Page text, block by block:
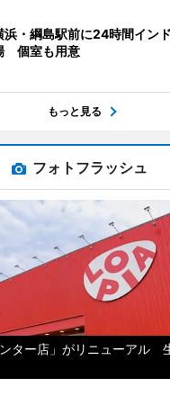
浜・綱島駅前に24時間イン
個室も用意
もっと見る
フォトフラッシュ
ンター店」がリニューアル